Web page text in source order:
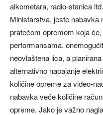
alkometara, radio-stanica
Ministarstva, jeste nabavka
pratećom opremom koja
performansama,
neovlaštena lica, a
alternativno napajanje
količine opreme za video-
nabavka veće količine
opreme. Jako je važno